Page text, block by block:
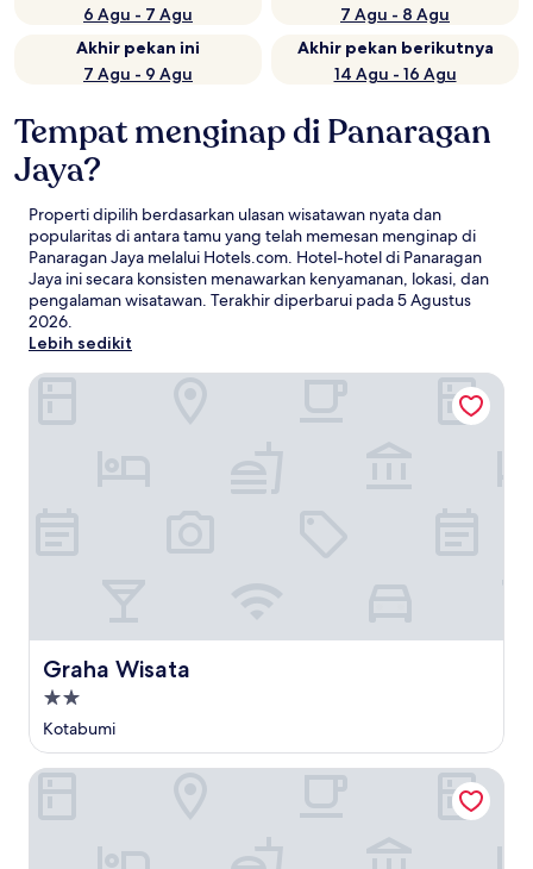
6 Agu - 7 Agu
7 Agu - 8 Agu
Akhir pekan ini
7 Agu - 9 Agu
Akhir pekan berikutnya
14 Agu - 16 Agu
Tempat menginap di Panaragan
Jaya?
Properti dipilih berdasarkan ulasan wisatawan nyata dan
popularitas di antara tamu yang telah memesan menginap di
Panaragan Jaya melalui Hotels.com. Hotel-hotel di Panaragan
Jaya ini secara konsisten menawarkan kenyamanan, lokasi, dan
pengalaman wisatawan. Terakhir diperbarui pada5 Agustus
2026.
Lebih sedikit
Graha Wisata
Graha Wisata
Properti
bintang
2.0
Kotabumi
Graha Wisata
Hotel O Guest House Pahlawan Syariah